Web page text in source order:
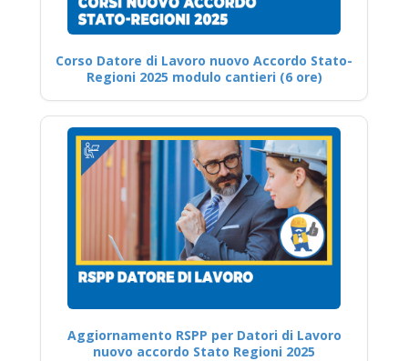
Corso Datore di Lavoro nuovo Accordo Stato-
Regioni 2025 modulo cantieri (6 ore)
Aggiornamento RSPP per Datori di Lavoro
nuovo accordo Stato Regioni 2025